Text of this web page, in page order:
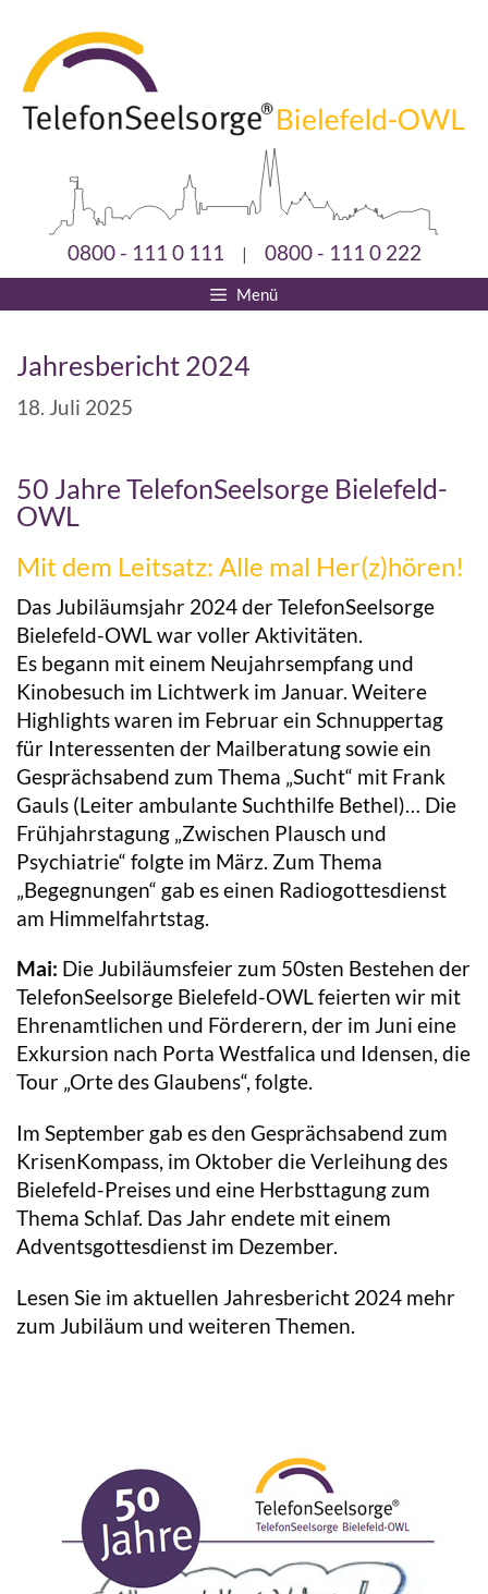
0800 - 111 0 111 | 0800 - 111 0 222
Menü
Jahresbericht 2024
18. Juli 2025
50 Jahre TelefonSeelsorge Bielefeld-
OWL
Mit dem Leitsatz: Alle mal Her(z)hören!
Das Jubiläumsjahr 2024 der TelefonSeelsorge
Bielefeld-OWL war voller Aktivitäten.
Es begann mit einem Neujahrsempfang und
Kinobesuch im Lichtwerk im Januar. Weitere
Highlights waren im Februar ein Schnuppertag
für Interessenten der Mailberatung sowie ein
Gesprächsabend zum Thema „Sucht“ mit Frank
Gauls (Leiter ambulante Suchthilfe Bethel)… Die
Frühjahrstagung „Zwischen Plausch und
Psychiatrie“ folgte im März. Zum Thema
„Begegnungen“ gab es einen Radiogottesdienst
am Himmelfahrtstag.
Mai: Die Jubiläumsfeier zum 50sten Bestehen der
TelefonSeelsorge Bielefeld-OWL feierten wir mit
Ehrenamtlichen und Förderern, der im Juni eine
Exkursion nach Porta Westfalica und Idensen, die
Tour „Orte des Glaubens“, folgte.
Im September gab es den Gesprächsabend zum
KrisenKompass, im Oktober die Verleihung des
Bielefeld-Preises und eine Herbsttagung zum
Thema Schlaf. Das Jahr endete mit einem
Adventsgottesdienst im Dezember.
Lesen Sie im aktuellen Jahresbericht 2024 mehr
zum Jubiläum und weiteren Themen.